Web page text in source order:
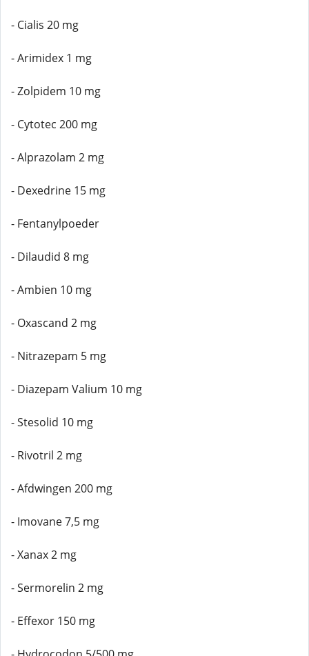
- Cialis 20 mg
- Arimidex 1 mg
- Zolpidem 10 mg
- Cytotec 200 mg
- Alprazolam 2 mg
- Dexedrine 15 mg
- Fentanylpoeder
- Dilaudid 8 mg
- Ambien 10 mg
- Oxascand 2 mg
- Nitrazepam 5 mg
- Diazepam Valium 10 mg
- Stesolid 10 mg
- Rivotril 2 mg
- Afdwingen 200 mg
- Imovane 7,5 mg
- Xanax 2 mg
- Sermorelin 2 mg
- Effexor 150 mg